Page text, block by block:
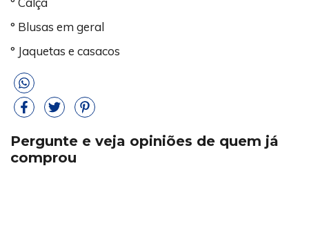
° Blusas em geral
° Jaquetas e casacos
Pergunte e veja opiniões de quem já
comprou